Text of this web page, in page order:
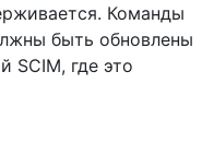
Команды
быть обновлены
SCIM, где это